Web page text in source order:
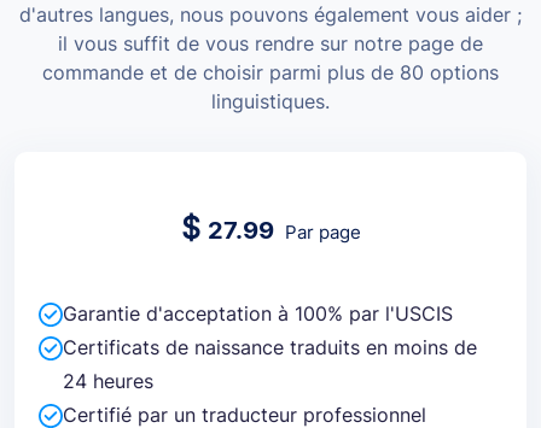
d'autres langues, nous pouvons également vous aider ;
il vous suffit de vous rendre sur notre page de
commande et de choisir parmi plus de 80 options
linguistiques.
$ 27.99 Par page
Garantie d'acceptation à 100% par l'USCIS
Certificats de naissance traduits en moins de
24 heures
Certifié par un traducteur professionnel